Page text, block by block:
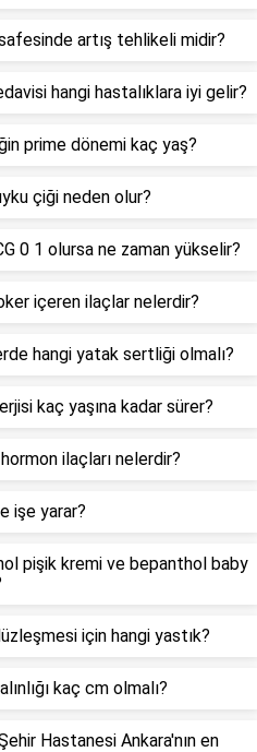
artış tehlikeli midir?
hangi hastalıklara iyi gelir?
prime dönemi kaç yaş?
çiği neden olur?
0 1 olursa ne zaman yükselir?
içeren ilaçlar nelerdir?
hangi yatak sertliği olmalı?
kaç yaşına kadar sürer?
ilaçları nelerdir?
işe yarar?
pişik kremi ve bepanthol baby
için hangi yastık?
kaç cm olmalı?
Hastanesi Ankara'nın en